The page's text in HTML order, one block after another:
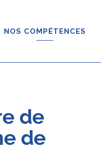
NOS COMPÉTENCES
de
de